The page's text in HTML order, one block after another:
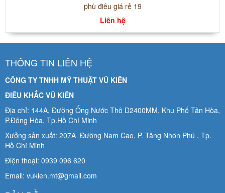
phù điêu giá rẻ 19
Liên hệ
THÔNG TIN LIÊN HỆ
CÔNG TY TNHH MỸ THUẬT VŨ KIÊN
ĐIÊU KHẮC VŨ KIÊN
Địa chỉ: 144A, Đường Ống Nước Thô D2400MM, Khu Phố Tân Hòa,
P.Đông Hòa, Tp.Hồ Chí Minh
Xưởng sản xuất: 207A Đường Nam Cao, P. Tăng Nhơn Phú , Tp.
Hồ Chí Minh
Điện thoại: 0939 096 620
Email: vukien.mt@gmail.com